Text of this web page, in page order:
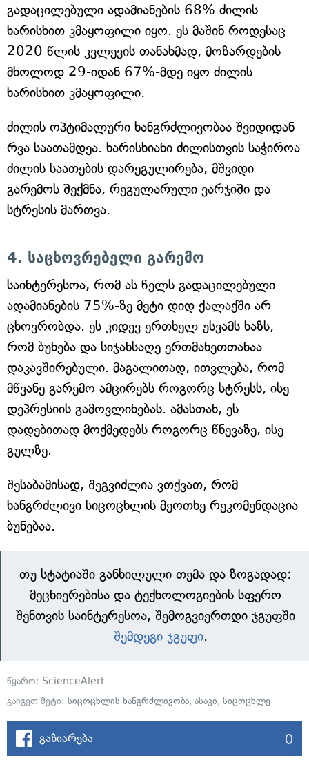
გადაცილებული ადამიანების 68% ძილის
ხარისხით კმაყოფილი იყო. ეს მაშინ როდესაც
2020 წლის კვლევის თანახმად, მოზარდების
მხოლოდ 29-იდან 67%-მდე იყო ძილის
ხარისხით კმაყოფილი.
ძილის ოპტიმალური ხანგრძლივობაა შვიდიდან
რვა საათამდეა. ხარისხიანი ძილისთვის საჭიროა
ძილის საათების დარეგულირება, მშვიდი
გარემოს შექმნა, რეგულარული ვარჯიში და
სტრესის მართვა.
4. საცხოვრებელი გარემო
საინტერესოა, რომ ას წელს გადაცილებული
ადამიანების 75%-ზე მეტი დიდ ქალაქში არ
ცხოვრობდა. ეს კიდევ ერთხელ უსვამს ხაზს,
რომ ბუნება და სიჯანსაღე ერთმანეთთანაა
დაკავშირებული. მაგალითად, ითვლება, რომ
მწვანე გარემო ამცირებს როგორც სტრესს, ისე
დეპრესიის გამოვლინებას. ამასთან, ეს
დადებითად მოქმედებს როგორც წნევაზე, ისე
გულზე.
შესაბამისად, შეგვიძლია ვთქვათ, რომ
ხანგრძლივი სიცოცხლის მეოთხე რეკომენდაცია
ბუნებაა.
თუ სტატიაში განხილული თემა და ზოგადად:
მეცნიერებისა და ტექნოლოგიების სფერო
შენთვის საინტერესოა, შემოგვიერთდი ჯგუფში
– შემდეგი ჯგუფი.
წყარო: ScienceAlert
გაიგეთ მეტი: სიცოცხლის ხანგრძლივობა, ასაკი, სიცოცხლე
გაზიარება 0